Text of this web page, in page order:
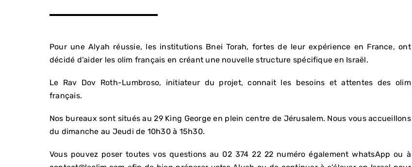
Pour une Alyah réussie, les institutions Bnei Torah, fortes de leur expérience en France, ont
décidé d’aider les olim français en créant une nouvelle structure spécifique en Israël.
Le Rav Dov Roth-Lumbroso, initiateur du projet, connait les besoins et attentes des olim
français.
Nos bureaux sont situés au 29 King George en plein centre de Jérusalem. Nous vous accueillons
du dimanche au Jeudi de 10h30 à 15h30.
Vous pouvez poser toutes vos questions au 02 374 22 22 numéro également whatsApp ou à